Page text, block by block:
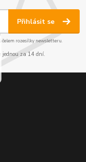
Přihlásit se
rozesílky newsletteru.
jednou za 14 dní.